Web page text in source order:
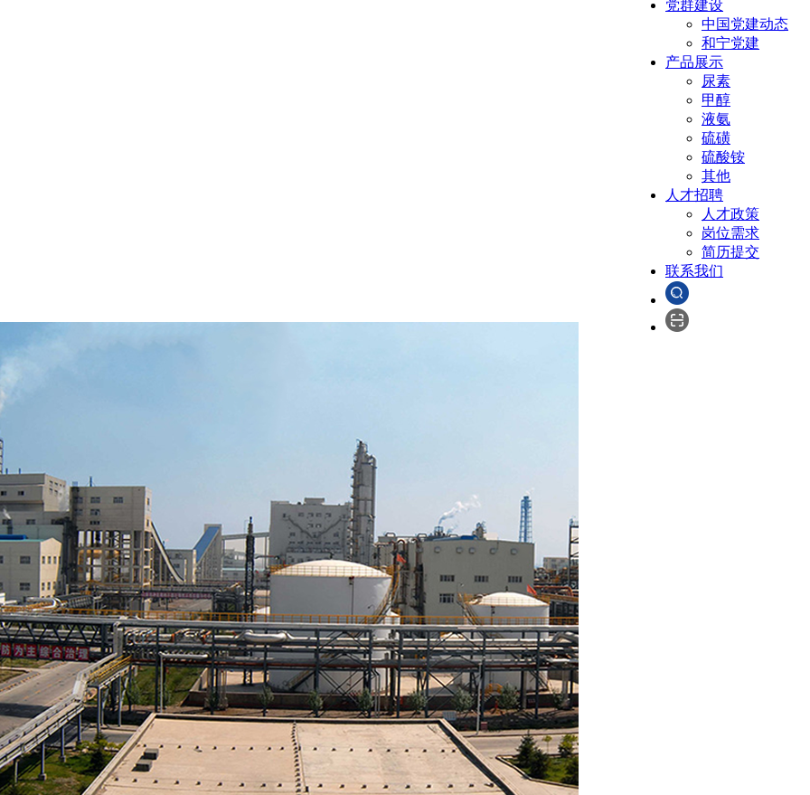
党群建设
中国党建动态
和宁党建
产品展示
尿素
甲醇
液氨
硫磺
硫酸铵
其他
人才招聘
人才政策
岗位需求
简历提交
联系我们